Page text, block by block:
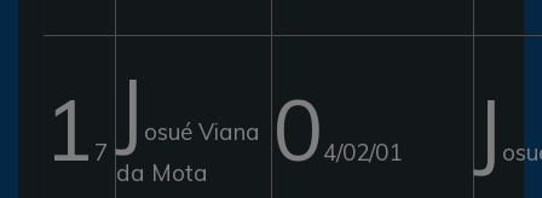
1 7 J osué Viana
da Mota
04/02/01 J